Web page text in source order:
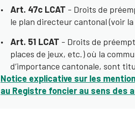
Art. 47c LCAT - Droits de
le plan directeur cantonal (voir
Art. 51 LCAT - Droits de
places de jeux, etc.) où la
d’importance cantonale, sont
Notice explicative sur les
au Registre foncier au sens des